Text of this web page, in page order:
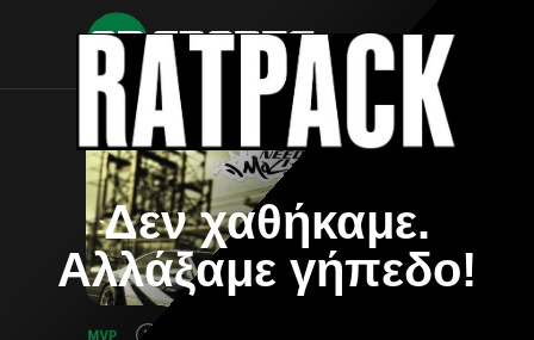
Δεν χαθήκαμε.
Αλλάξαμε γήπεδο!